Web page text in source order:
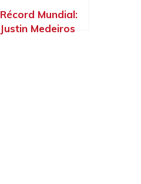
Récord Mundial:
Justin Medeiros